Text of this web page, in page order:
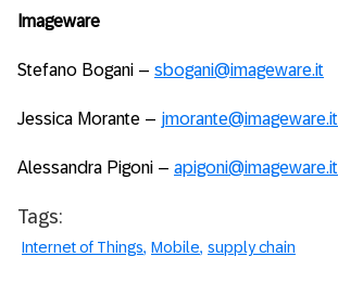
Imageware
Stefano Bogani – sbogani@imageware.it
Jessica Morante – jmorante@imageware.it
Alessandra Pigoni – apigoni@imageware.it
Tags:
Internet of Things Mobile supply chain